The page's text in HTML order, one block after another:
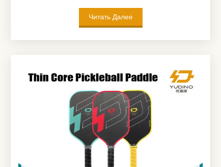
Читать Далее